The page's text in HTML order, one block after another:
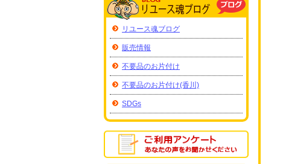
リユース魂ブログ
販売情報
不要品のお片付け
不要品のお片付け(香川)
SDGs